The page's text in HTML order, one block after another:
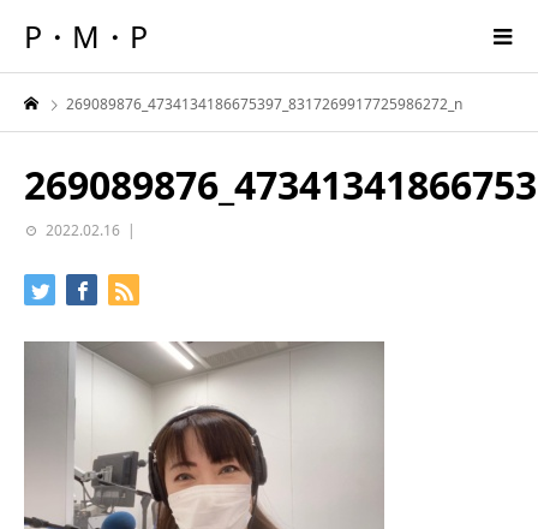
P・M・P
269089876_4734134186675397_8317269917725986272_n
2022.02.16